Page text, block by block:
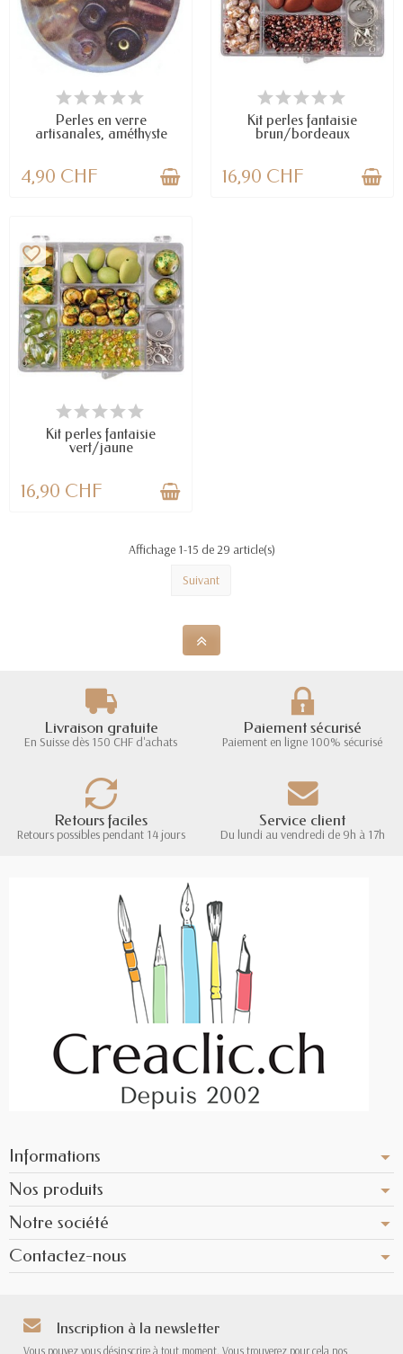
DERNIERS ARTICLES EN STOCK
Perles en verre
artisanales, améthyste
4,90 CHF
DERNIERS ARTICLES EN STOCK
Kit perles fantaisie
brun/bordeaux
16,90 CHF
EN STOCK
favorite_border
Kit perles fantaisie
vert/jaune
16,90 CHF
Affichage 1-15 de 29 article(s)
Suivant
Livraison gratuite
En Suisse dès 150 CHF d'achats
Paiement sécurisé
Paiement en ligne 100% sécurisé
Retours faciles
Retours possibles pendant 14 jours
Service client
Du lundi au vendredi de 9h à 17h
Informations
Nos produits
Notre société
Contactez-nous
Inscription à la newsletter
Vous pouvez vous désinscrire à tout moment. Vous trouverez pour cela nos